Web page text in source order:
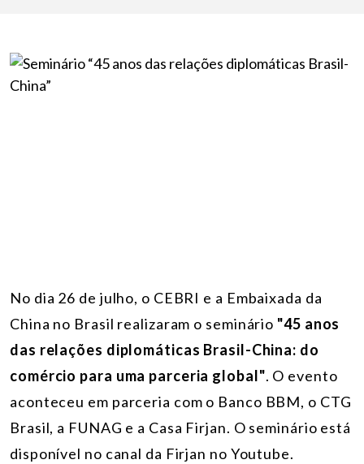
No dia 26 de julho, o CEBRI e a Embaixada da
China no Brasil realizaram o seminário "45 anos
das relações diplomáticas Brasil-China: do
comércio para uma parceria global". O evento
aconteceu em parceria com o Banco BBM, o CTG
Brasil, a FUNAG e a Casa Firjan. O seminário está
disponível no canal da Firjan no Youtube.